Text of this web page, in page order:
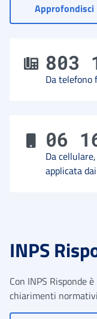
Approfondisci
803
Da telefono
06
Da
applicata
INPS
Con INPS Risponde
chiarimenti